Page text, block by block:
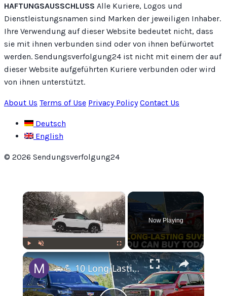
HAFTUNGSAUSSCHLUSS Alle Kuriere, Logos und
Dienstleistungsnamen sind Marken der jeweiligen Inhaber.
Ihre Verwendung auf dieser Website bedeutet nicht, dass
sie mit ihnen verbunden sind oder von ihnen befürwortet
werden. Sendungsverfolgung24 ist nicht mit einem der auf
dieser Website aufgeführten Kuriere verbunden oder wird
von ihnen unterstützt.
About Us Terms of Use Privacy Policy Contact Us
Deutsch
English
© 2026 Sendungsverfolgung24
×
Fullscreen
Now Playing
×
🚗💪 10 Long-Lasting SUVs – You Can Buy Today!